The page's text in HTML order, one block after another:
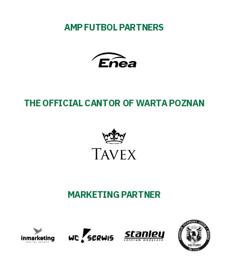
AMP FUTBOL PARTNERS
THE OFFICIAL CANTOR OF WARTA POZNAN
MARKETING PARTNER